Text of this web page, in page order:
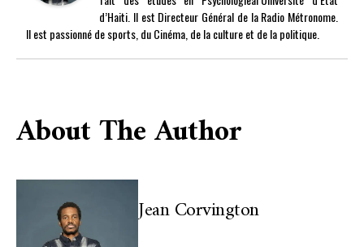
d’Haiti. Il est Directeur Général de la Radio Métronome.
Il est passionné de sports, du Cinéma, de la culture et de la politique.
About The Author
Jean Corvington